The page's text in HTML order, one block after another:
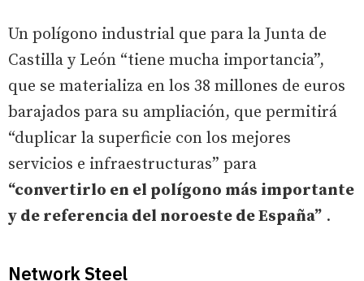
Un polígono industrial que para la Junta de
Castilla y León “tiene mucha importancia”,
que se materializa en los 38 millones de euros
barajados para su ampliación, que permitirá
“duplicar la superficie con los mejores
servicios e infraestructuras” para
“convertirlo en el polígono más importante
y de referencia del noroeste de España” .
Network Steel